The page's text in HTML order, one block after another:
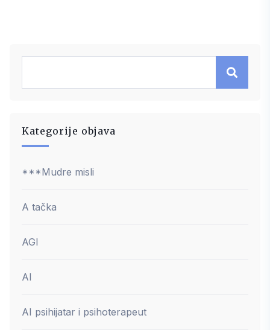
Kategorije objava
***Mudre misli
A tačka
AGI
AI
AI psihijatar i psihoterapeut